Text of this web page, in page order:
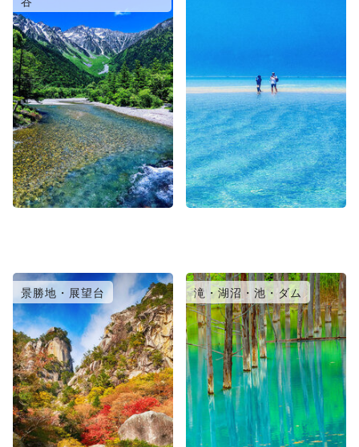
景勝地・展望台 滝・湖沼・池・ダム